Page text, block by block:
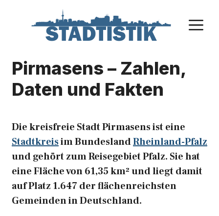
Pirmasens – Zahlen,
Daten und Fakten
Die kreisfreie Stadt Pirmasens ist eine
Stadtkreisim BundeslandRheinland-Pfalz
und gehört zum Reisegebiet Pfalz. Sie hat
eine Fläche von 61,35 km² und liegt damit
auf Platz 1.647 der flächenreichsten
Gemeinden in Deutschland.